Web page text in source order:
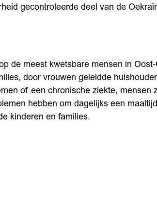
gecontroleerde deel van de
de meest kwetsbare mensen in
door vrouwen geleidde
of een chronische ziekte, mensen
hebben om dagelijks een
kinderen en families.